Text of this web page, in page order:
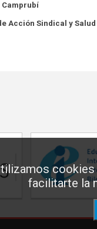
facilitarte la
Camprubí
Acción Sindical y Salud